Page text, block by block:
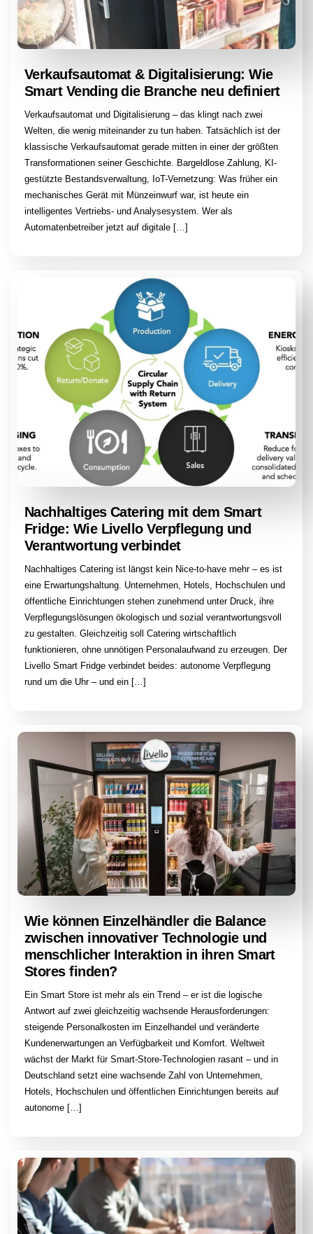
Verkaufsautomat & Digitalisierung: Wie
Smart Vending die Branche neu definiert
Verkaufsautomat und Digitalisierung – das klingt nach zwei
Welten, die wenig miteinander zu tun haben. Tatsächlich ist der
klassische Verkaufsautomat gerade mitten in einer der größten
Transformationen seiner Geschichte. Bargeldlose Zahlung, KI-
gestützte Bestandsverwaltung, IoT-Vernetzung: Was früher ein
mechanisches Gerät mit Münzeinwurf war, ist heute ein
intelligentes Vertriebs- und Analysesystem. Wer als
Automatenbetreiber jetzt auf digitale […]
Nachhaltiges Catering mit dem Smart
Fridge: Wie Livello Verpflegung und
Verantwortung verbindet
Nachhaltiges Catering ist längst kein Nice-to-have mehr – es ist
eine Erwartungshaltung. Unternehmen, Hotels, Hochschulen und
öffentliche Einrichtungen stehen zunehmend unter Druck, ihre
Verpflegungslösungen ökologisch und sozial verantwortungsvoll
zu gestalten. Gleichzeitig soll Catering wirtschaftlich
funktionieren, ohne unnötigen Personalaufwand zu erzeugen. Der
Livello Smart Fridge verbindet beides: autonome Verpflegung
rund um die Uhr – und ein […]
Wie können Einzelhändler die Balance
zwischen innovativer Technologie und
menschlicher Interaktion in ihren Smart
Stores finden?
Ein Smart Store ist mehr als ein Trend – er ist die logische
Antwort auf zwei gleichzeitig wachsende Herausforderungen:
steigende Personalkosten im Einzelhandel und veränderte
Kundenerwartungen an Verfügbarkeit und Komfort. Weltweit
wächst der Markt für Smart-Store-Technologien rasant – und in
Deutschland setzt eine wachsende Zahl von Unternehmen,
Hotels, Hochschulen und öffentlichen Einrichtungen bereits auf
autonome […]